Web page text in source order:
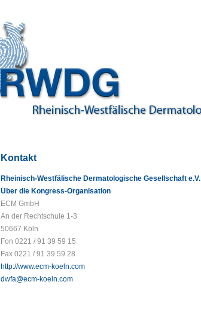
Kontakt
Rheinisch-Westfälische Dermatologische Gesellschaft e.V.
Über die Kongress-Organisation
ECM GmbH
An der Rechtschule 1-3
50667 Köln
Fon 0221 / 91 39 59 15
Fax 0221 / 91 39 59 28
http://www.ecm-koeln.com
dwfa@ecm-koeln.com